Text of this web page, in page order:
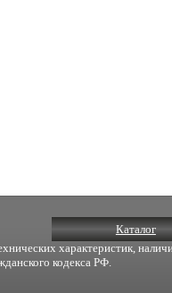
Каталог
характеристик,
кодекса РФ.